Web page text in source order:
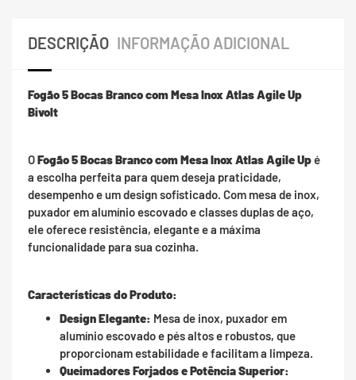
DESCRIÇÃO INFORMAÇÃO ADICIONAL
Fogão 5 Bocas Branco com Mesa Inox Atlas Agile Up
Bivolt
OFogão 5 Bocas Branco com Mesa Inox Atlas Agile Upé
a escolha perfeita para quem deseja praticidade,
desempenho e um design sofisticado. Com mesa de inox,
puxador em alumínio escovado e classes duplas de aço,
ele oferece resistência, elegante e a máxima
funcionalidade para sua cozinha.
Características do Produto:
Design Elegante: Mesa de inox, puxador em
alumínio escovado e pés altos e robustos, que
proporcionam estabilidade e facilitam a limpeza.
Queimadores Forjados e Potência Superior: